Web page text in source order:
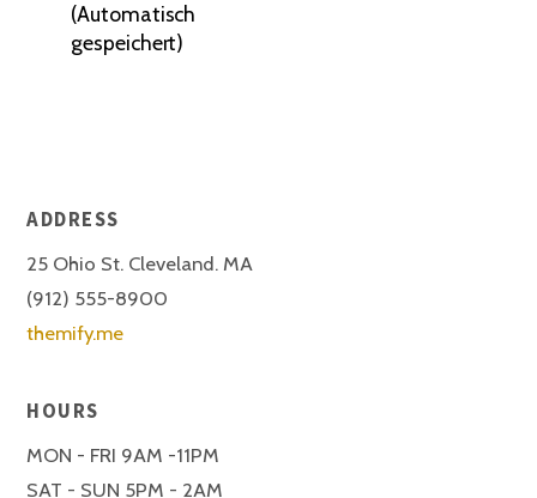
(Automatisch
gespeichert)
ADDRESS
25 Ohio St. Cleveland. MA
(912) 555-8900
themify.me
HOURS
MON - FRI 9AM -11PM
SAT - SUN 5PM - 2AM